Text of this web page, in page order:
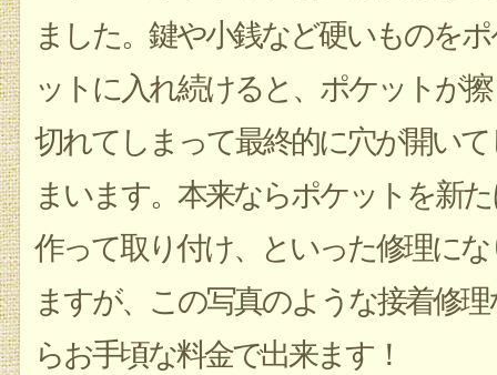
ました。鍵や小銭など硬いものを
ットに入れ続けると、ポケットが
切れてしまって最終的に穴が開いて
まいます。本来ならポケットを新
作って取り付け、といった修理にな
ますが、この写真のような接着修理
らお手頃な料金で出来ます！